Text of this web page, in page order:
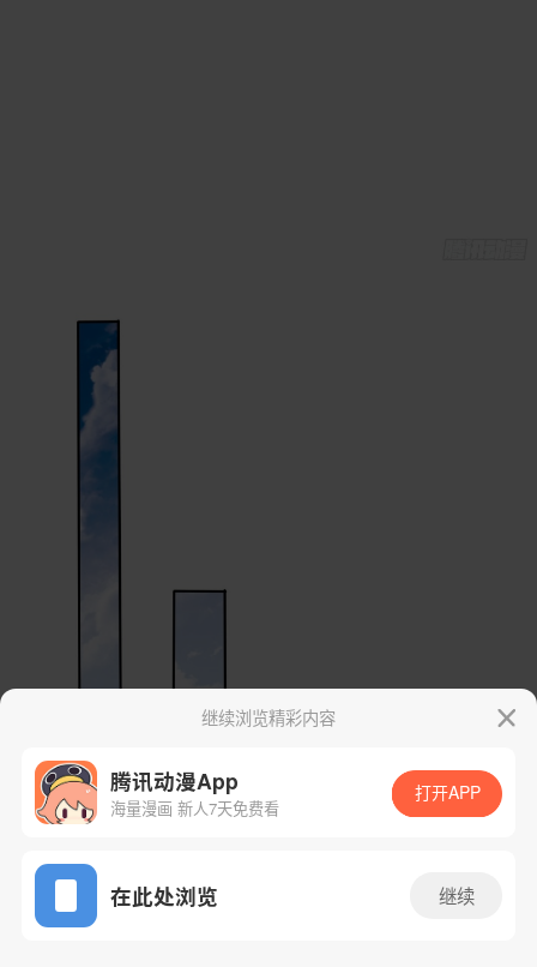
App免费看
继续浏览精彩内容
腾讯动漫App
海量漫画 新人7天免费看
打开APP
在此处浏览 继续